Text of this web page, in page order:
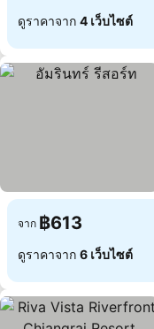
ดูราคาจาก 4 เว็บไซต์
จาก ฿613
ดูราคาจาก 6 เว็บไซต์